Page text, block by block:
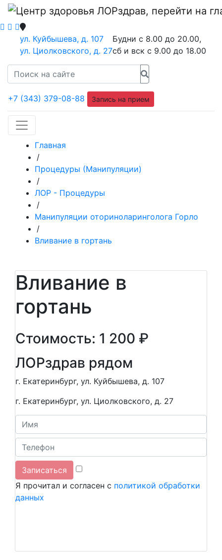
ул. Куйбышева, д. 107
ул. Циолковского, д. 27
Будни с 8.00 до 20.00,
сб и вск с 9.00 до 18.00
+7 (343) 379-08-88 Запись на прием
Главная
/
Процедуры (Манипуляции)
/
ЛОР - Процедуры
/
Манипуляции оториноларинголога Горло
/
Вливание в гортань
Вливание в
гортань
Стоимость: 1 200 ₽
ЛОРздрав рядом
г. Екатеринбург, ул. Куйбышева, д. 107
г. Екатеринбург, ул. Циолковского, д. 27
Я прочитал и согласен с политикой обработки
данных